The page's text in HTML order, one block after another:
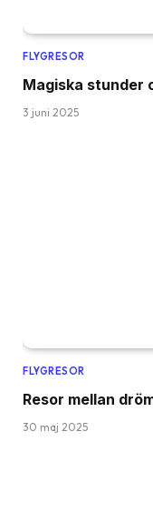
FLYGRESOR
Magiska stunder
3 juni 2025
FLYGRESOR
Resor mellan
30 maj 2025